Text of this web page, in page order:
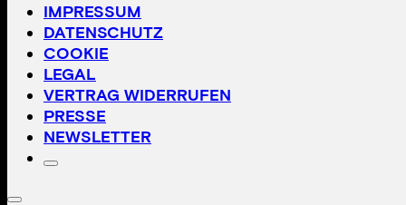
IMPRESSUM
DATENSCHUTZ
COOKIE
LEGAL
VERTRAG WIDERRUFEN
PRESSE
NEWSLETTER